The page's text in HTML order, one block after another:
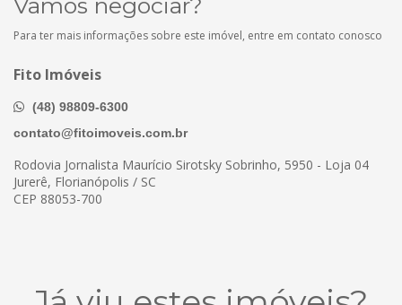
Vamos negociar?
Para ter mais informações sobre este imóvel, entre em contato conosco
Fito Imóveis
(48) 98809-6300
contato@fitoimoveis.com.br
Rodovia Jornalista Maurício Sirotsky Sobrinho, 5950 - Loja 04
Jurerê, Florianópolis / SC
CEP 88053-700